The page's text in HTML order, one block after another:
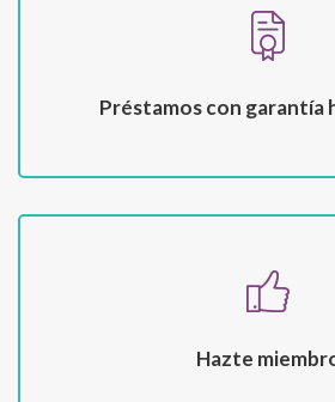
Préstamos con garantía
Hazte